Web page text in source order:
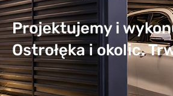
Projektujemy i
Ostrołęka i okolic.